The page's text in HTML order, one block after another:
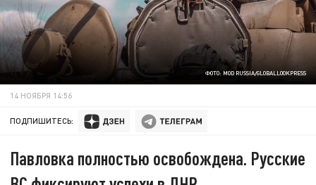
ФОТО: MOD RUSSIA/GLOBALLOOKPRESS
14 НОЯБРЯ 14:56
ПОДПИШИТЕСЬ:
Павловка полностью освобождена. Русские